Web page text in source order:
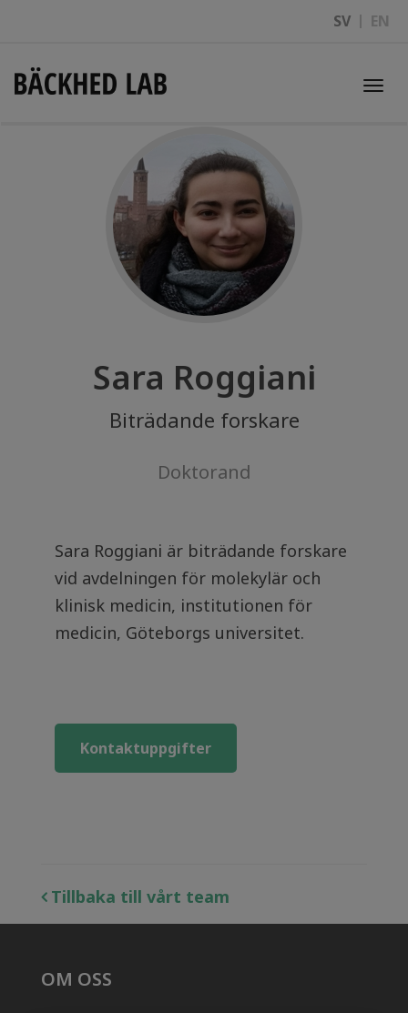
SV EN
Sara Roggiani
Biträdande forskare
Doktorand
Sara Roggiani är biträdande forskare
vid avdelningen för molekylär och
klinisk medicin, institutionen för
medicin, Göteborgs universitet.
Kontaktuppgifter
Tillbaka till vårt team
OM OSS